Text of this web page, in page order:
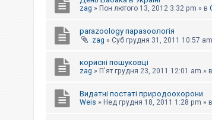
zag » Пон лютого 13, 2012 3:32 pm » в
parazoology паразоологія
zag » Суб грудня 31, 2011 10:57 am
корисні пошуковці
zag » П'ят грудня 23, 2011 12:01 am » в
Видатні постаті природоохорони
Weis » Нед грудня 18, 2011 1:28 pm » в